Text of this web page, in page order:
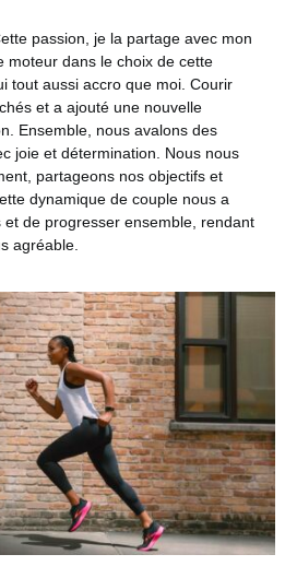
passion, je la partage avec mon
moteur dans le choix de cette
tout aussi accro que moi. Courir
et a ajouté une nouvelle
Ensemble, nous avalons des
joie et détermination. Nous nous
partageons nos objectifs et
dynamique de couple nous a
de progresser ensemble, rendant
agréable.